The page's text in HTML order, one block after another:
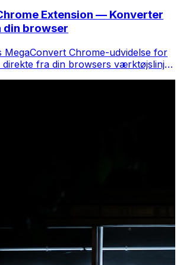
Extension — Konverter
browser
MegaConvert Chrome-udvidelse for
fra din browsers værktøjslinje.